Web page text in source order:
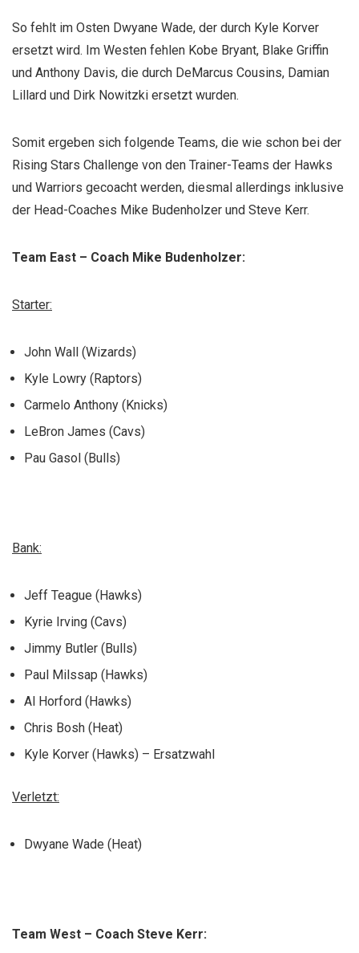
So fehlt im Osten Dwyane Wade, der durch Kyle Korver
ersetzt wird. Im Westen fehlen Kobe Bryant, Blake Griffin
und Anthony Davis, die durch DeMarcus Cousins, Damian
Lillard und Dirk Nowitzki ersetzt wurden.
Somit ergeben sich folgende Teams, die wie schon bei der
Rising Stars Challenge von den Trainer-Teams der Hawks
und Warriors gecoacht werden, diesmal allerdings inklusive
der Head-Coaches Mike Budenholzer und Steve Kerr.
Team East – Coach Mike Budenholzer:
Starter:
John Wall (Wizards)
Kyle Lowry (Raptors)
Carmelo Anthony (Knicks)
LeBron James (Cavs)
Pau Gasol (Bulls)
Bank:
Jeff Teague (Hawks)
Kyrie Irving (Cavs)
Jimmy Butler (Bulls)
Paul Milssap (Hawks)
Al Horford (Hawks)
Chris Bosh (Heat)
Kyle Korver (Hawks) – Ersatzwahl
Verletzt:
Dwyane Wade (Heat)
Team West – Coach Steve Kerr: